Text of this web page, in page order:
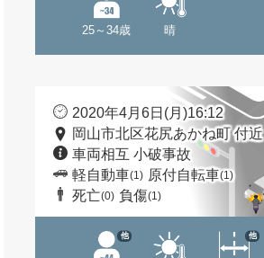
25～34歳 晴
2020年4月6日(月)16:12
岡山市北区花尻あかね町 付近
車両相互 小破事故
軽自動車(1) 原付自転車(1)
死亡(0) 負傷(1)
他 他